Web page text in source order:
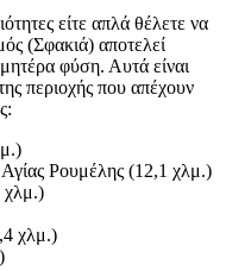
είτε απλά θέλετε να
(Σφακιά) αποτελεί
φύση. Αυτά είναι
περιοχής που απέχουν
Ρουμέλης (12,1 χλμ.)
χλμ.)
χλμ.)